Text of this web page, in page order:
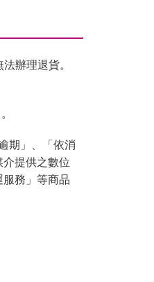
辦理退貨。
期」、「依消
提供之數位
務」等商品